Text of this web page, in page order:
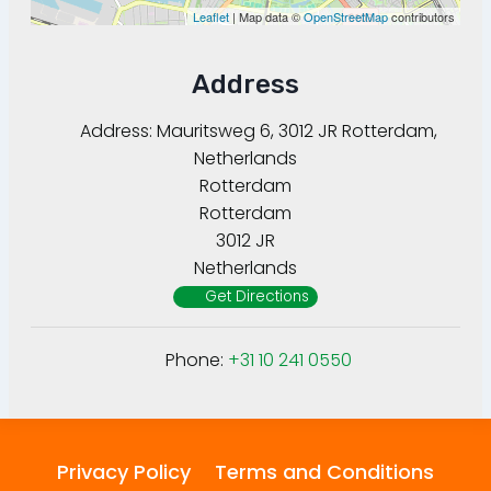
Leaflet | Map data ©OpenStreetMapcontributors
Address
Address: Mauritsweg 6, 3012 JR Rotterdam,
Netherlands
Rotterdam
Rotterdam
3012 JR
Netherlands
Get Directions
Phone: +31 10 241 0550
Privacy Policy Terms and Conditions